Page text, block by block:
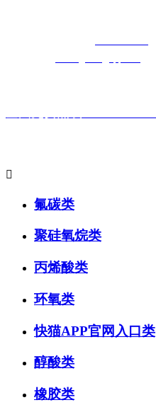

氟碳类
聚硅氧烷类
丙烯酸类
环氧类
快猫APP官网入口类
醇酸类
橡胶类